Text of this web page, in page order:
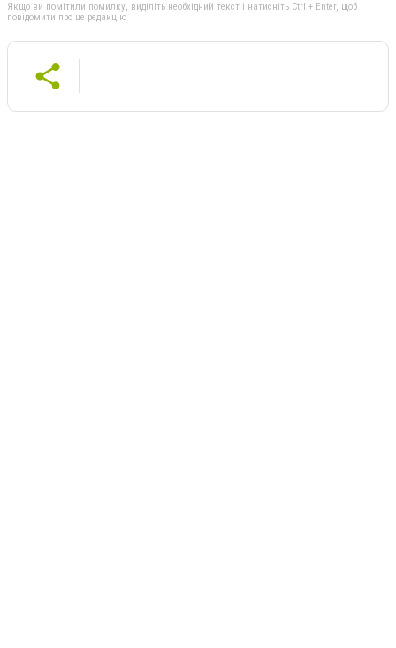
Якщо ви помітили помилку, виділіть необхідний текст і натисніть Ctrl + Enter, щоб
повідомити про це редакцію